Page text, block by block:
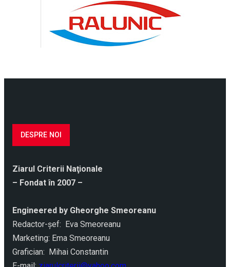
DESPRE NOI
Ziarul Criterii Naţionale
– Fondat în 2007 –
Engineered by Gheorghe Smeoreanu
Redactor-şef: Eva Smeoreanu
Marketing: Ema Smeoreanu
Grafician: Mihai Constantin